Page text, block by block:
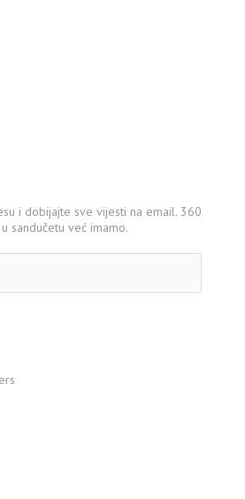
i dobijajte sve vijesti na email. 360
sandučetu već imamo.